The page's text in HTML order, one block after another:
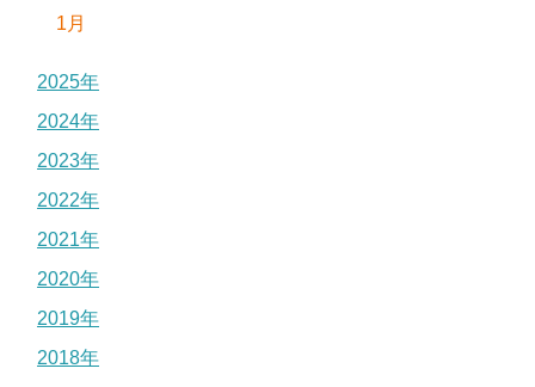
1月
2025年
2024年
2023年
2022年
2021年
2020年
2019年
2018年